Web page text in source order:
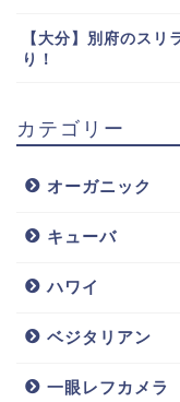
【大分】別府のス
り！
カテゴリー
オーガニック
キューバ
ハワイ
ベジタリアン
一眼レフカメラ